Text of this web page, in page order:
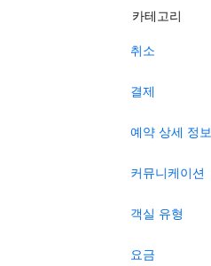
카테고리
취소
결제
예약 상세 정보
커뮤니케이션
객실 유형
요금